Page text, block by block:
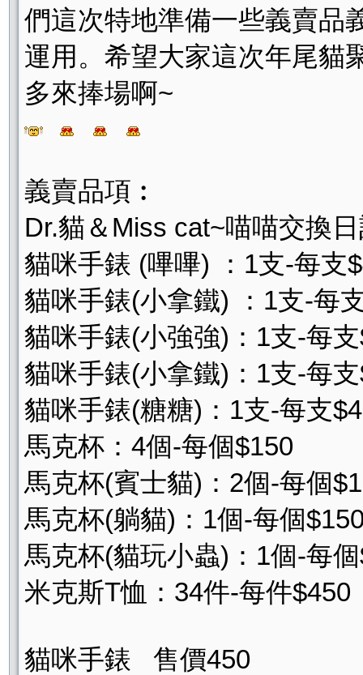
們這次特地準備一些義賣品
運用。希望大家這次年尾貓
多來捧場啊~
義賣品項︰
Dr.貓＆Miss cat~喵喵交換
貓咪手錶 (嗶嗶) ：1支-每支
貓咪手錶(小拿鐵) ：1支-每
貓咪手錶(小強強)：1支-每
貓咪手錶(小拿鐵)：1支-每
貓咪手錶(糖糖)：1支-每支
馬克杯：4個-每個$150
馬克杯(賓士貓)：2個-每個
馬克杯(躺貓)：1個-每個
馬克杯(貓玩小蟲)：1個-每
米克斯T恤：34件-每件$450
貓咪手錶 售價450